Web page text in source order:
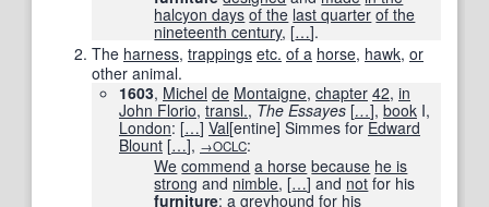
halcyon days of the last quarter of the
nineteenth century, […].
The harness, trappings etc. of a horse, hawk, or
other animal.
1603, Michel de Montaigne, chapter 42, in
John Florio, transl., The Essayes […], book I,
London: […] Val[entine] Simmes for Edward
Blount […], →OCLC:
We commend a horse because he is
strong and nimble, […] and not for his
furniture: agreyhound for his